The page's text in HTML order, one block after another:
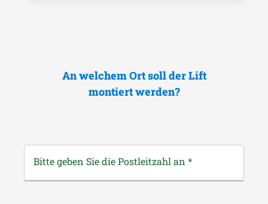
An welchem Ort soll der Lift
montiert werden?
Bitte geben Sie die Postleitzahl an *